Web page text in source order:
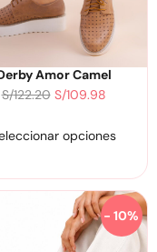
Amor Camel
S/122.20 S/109.98
opciones
- 10%